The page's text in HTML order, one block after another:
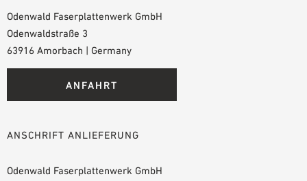
Odenwald Faserplattenwerk GmbH
Odenwaldstraße 3
63916 Amorbach | Germany
ANFAHRT
ANSCHRIFT ANLIEFERUNG
Odenwald Faserplattenwerk GmbH